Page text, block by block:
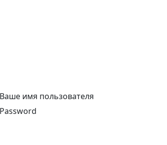
Ваше имя пользователя
Password